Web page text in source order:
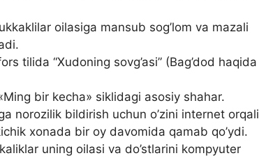
oilasiga mansub sog’lom va mazali
tilida “Xudoning sovg’asi” (Bag’dod haqida
bir kecha» siklidagi asosiy shahar.
norozilik bildirish uchun o’zini internet orqali
xonada bir oy davomida qamab qo’ydi.
uning oilasi va do’stlarini kompyuter